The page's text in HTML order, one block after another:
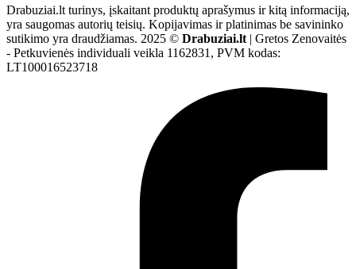
Drabuziai.lt turinys, įskaitant produktų aprašymus ir kitą informaciją,
yra saugomas autorių teisių. Kopijavimas ir platinimas be savininko
sutikimo yra draudžiamas. 2025 © Drabuziai.lt | Gretos Zenovaitės
- Petkuvienės individuali veikla 1162831, PVM kodas:
LT100016523718